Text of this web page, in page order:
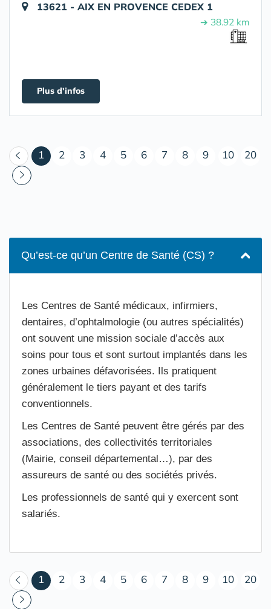
13621 - AIX EN PROVENCE CEDEX 1
➔ 38.92 km
Plus d'infos
1 (courant)
2 3 4 5 6 7 8 9 10 20
Qu’est-ce qu’un Centre de Santé (CS) ?
Les Centres de Santé médicaux, infirmiers,
dentaires, d’ophtalmologie (ou autres spécialités)
ont souvent une mission sociale d’accès aux
soins pour tous et sont surtout implantés dans les
zones urbaines défavorisées. Ils pratiquent
généralement le tiers payant et des tarifs
conventionnels.
Les Centres de Santé peuvent être gérés par des
associations, des collectivités territoriales
(Mairie, conseil départemental…), par des
assureurs de santé ou des sociétés privés.
Les professionnels de santé qui y exercent sont
salariés.
1 (courant)
2 3 4 5 6 7 8 9 10 20